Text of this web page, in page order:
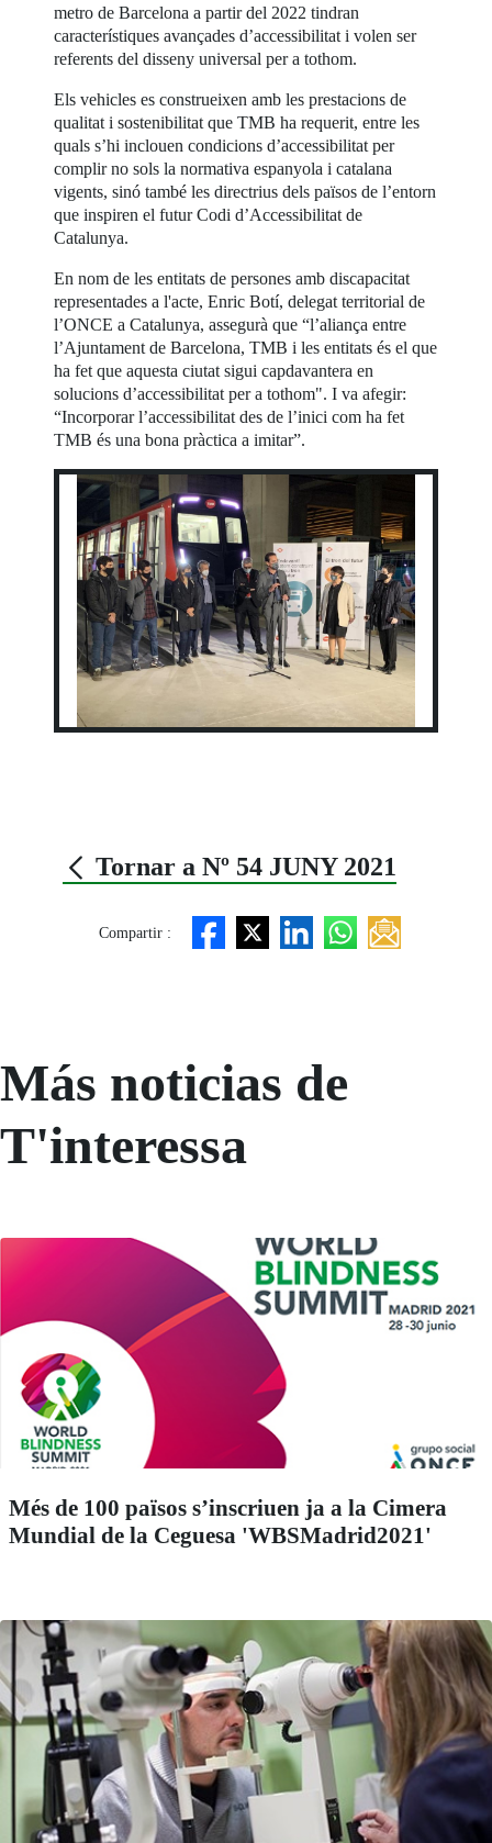
metro de Barcelona a partir del 2022 tindran
característiques avançades d’accessibilitat i volen ser
referents del disseny universal per a tothom.
Els vehicles es construeixen amb les prestacions de
qualitat i sostenibilitat que TMB ha requerit, entre les
quals s’hi inclouen condicions d’accessibilitat per
complir no sols la normativa espanyola i catalana
vigents, sinó també les directrius dels països de l’entorn
que inspiren el futur Codi d’Accessibilitat de
Catalunya.
En nom de les entitats de persones amb discapacitat
representades a l'acte, Enric Botí, delegat territorial de
l’ONCE a Catalunya, assegurà que “l’aliança entre
l’Ajuntament de Barcelona, TMB i les entitats és el que
ha fet que aquesta ciutat sigui capdavantera en
solucions d’accessibilitat per a tothom". I va afegir:
“Incorporar l’accessibilitat des de l’inici com ha fet
TMB és una bona pràctica a imitar”.
Tornar a Nº 54 JUNY 2021
Compartir :
Más noticias de
T'interessa
Més de 100 països s’inscriuen ja a la Cimera
Mundial de la Ceguesa 'WBSMadrid2021'